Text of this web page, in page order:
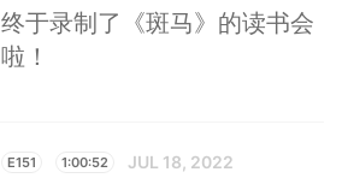
终于录制了《斑马》的读书会
啦！
E151 1:00:52 JUL 18, 2022